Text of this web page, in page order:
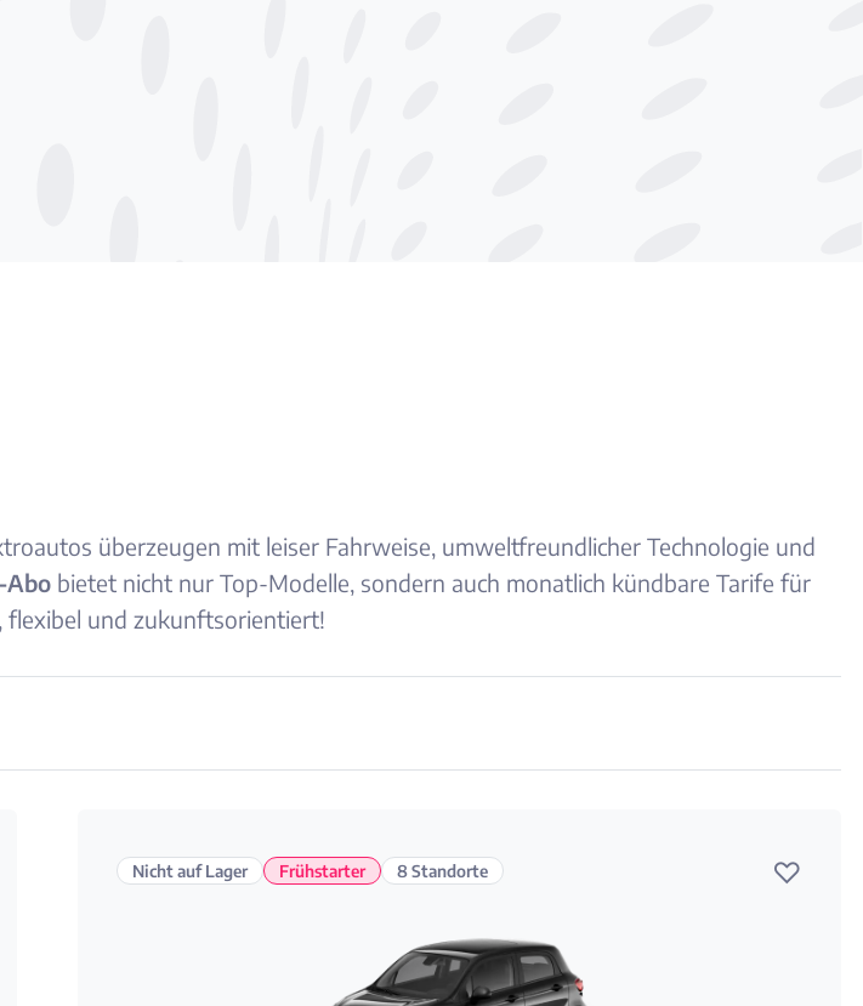
überzeugen mit leiser Fahrweise, umweltfreundlicher Technologie und
Abo bietet nicht nur Top-Modelle, sondern auch monatlich kündbare Tarife für
flexibel und zukunftsorientiert!
Nicht auf Lager Frühstarter 8 Standorte ♡